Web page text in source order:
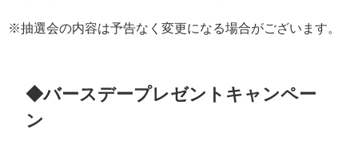
※抽選会の内容は予告なく変更になる場合がございます。
◆バースデープレゼントキャンペー
ン